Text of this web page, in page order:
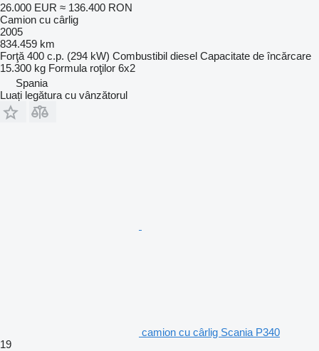
26.000 EUR ≈ 136.400 RON
Camion cu cârlig
2005
834.459 km
Forţă 400 c.p. (294 kW) Combustibil diesel Capacitate de încărcare
15.300 kg Formula roţilor 6x2
Spania
Luați legătura cu vânzătorul
camion cu cârlig Scania P340
19